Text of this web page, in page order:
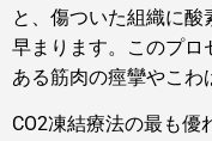
と、傷ついた組織に
早まります。このプロ
ある筋肉の痙攣やこわ
CO2凍結療法の最も優